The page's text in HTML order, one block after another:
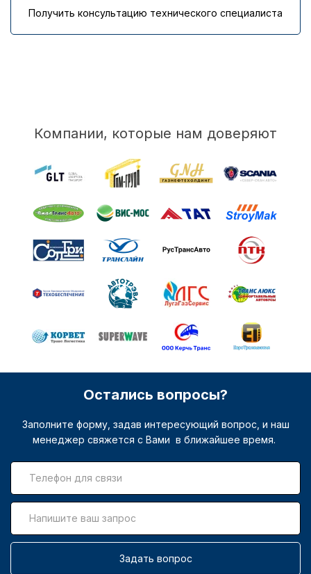
Получить консультацию технического специалиста
Компании, которые нам доверяют
Остались вопросы?
Заполните форму, задав интересующий вопрос, и наш
менеджер свяжется с Вами в ближайшее время.
Задать вопрос